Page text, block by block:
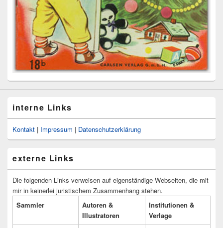
interne Links
Kontakt | Impressum | Datenschutzerklärung
externe Links
Die folgenden Links verweisen auf eigenständige Webseiten, die mit
mir in keinerlei juristischem Zusammenhang stehen.
Sammler
Autoren &
Illustratoren
Institutionen &
Verlage